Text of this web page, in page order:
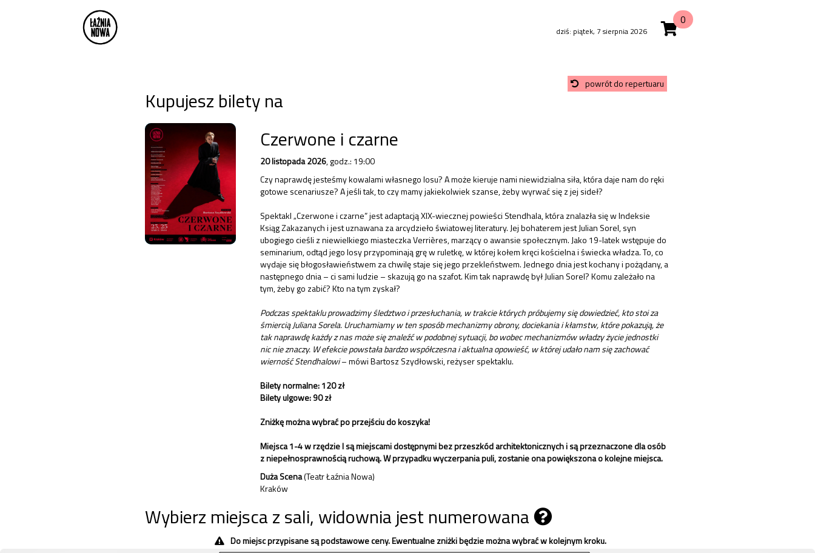
dziś: piątek, 7 sierpnia 2026
0
powrót do repertuaru
Kupujesz bilety na
Czerwone i czarne
20 listopada 2026,godz.: 19:00
Czy naprawdę jesteśmy kowalami własnego losu? A może kieruje nami niewidzialna siła, która daje nam do ręki
gotowe scenariusze? A jeśli tak, to czy mamy jakiekolwiek szanse, żeby wyrwać się z jej sideł?
Spektakl „Czerwone i czarne” jest adaptacją XIX-wiecznej powieści Stendhala, która znalazła się w Indeksie
Ksiąg Zakazanych i jest uznawana za arcydzieło światowej literatury. Jej bohaterem jest Julian Sorel, syn
ubogiego cieśli z niewielkiego miasteczka Verrières, marzący o awansie społecznym. Jako 19-latek wstępuje do
seminarium, odtąd jego losy przypominają grę w ruletkę, w której kołem kręci kościelna i świecka władza. To, co
wydaje się błogosławieństwem za chwilę staje się jego przekleństwem. Jednego dnia jest kochany i pożądany, a
następnego dnia – ci sami ludzie – skazują go na szafot. Kim tak naprawdę był Julian Sorel? Komu zależało na
tym, żeby go zabić? Kto na tym zyskał?
Podczas spektaklu prowadzimy śledztwo i przesłuchania, w trakcie których próbujemy się dowiedzieć, kto stoi za
śmiercią Juliana Sorela. Uruchamiamy w ten sposób mechanizmy obrony, dociekania i kłamstw, które pokazują, że
tak naprawdę każdy z nas może się znaleźć w podobnej sytuacji, bo wobec mechanizmów władzy życie jednostki
nic nie znaczy. W efekcie powstała bardzo współczesna i aktualna opowieść, w której udało nam się zachować
wierność Stendhalowi– mówi Bartosz Szydłowski, reżyser spektaklu.
Bilety normalne: 120 zł
Bilety ulgowe: 90 zł
Zniżkę można wybrać po przejściu do koszyka!
Miejsca 1-4 w rzędzie I są miejscami dostępnymi bez przeszkód architektonicznych i są przeznaczone dla osób
z niepełnosprawnością ruchową. W przypadku wyczerpania puli, zostanie ona powiększona o kolejne miejsca.
Duża Scena(Teatr Łaźnia Nowa)
Kraków
Wybierz miejsca z sali, widownia jest numerowana
Do miejsc przypisane są podstawowe ceny. Ewentualne zniżki będzie można wybrać w kolejnym kroku.